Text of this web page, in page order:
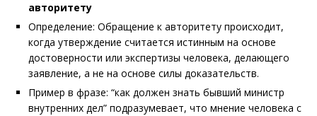
авторитету
Определение: Обращение к авторитету происходит,
когда утверждение считается истинным на основе
достоверности или экспертизы человека, делающего
заявление, а не на основе силы доказательств.
Пример в фразе: “как должен знать бывший министр
внутренних дел” подразумевает, что мнение человека с